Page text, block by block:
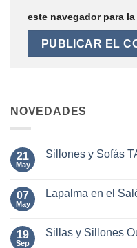
este navegador para
NOVEDADES
21
May
Sillones y Sofás
en
TAYLOR
de
07
May
Lapalma en el
en
19
Sep
Sillas y Sillones